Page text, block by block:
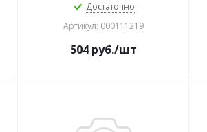
Достаточно
Артикул: 000111219
504руб./шт